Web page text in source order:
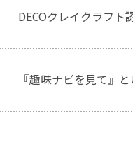
DECOクレイクラフト
『趣味ナビを見て』